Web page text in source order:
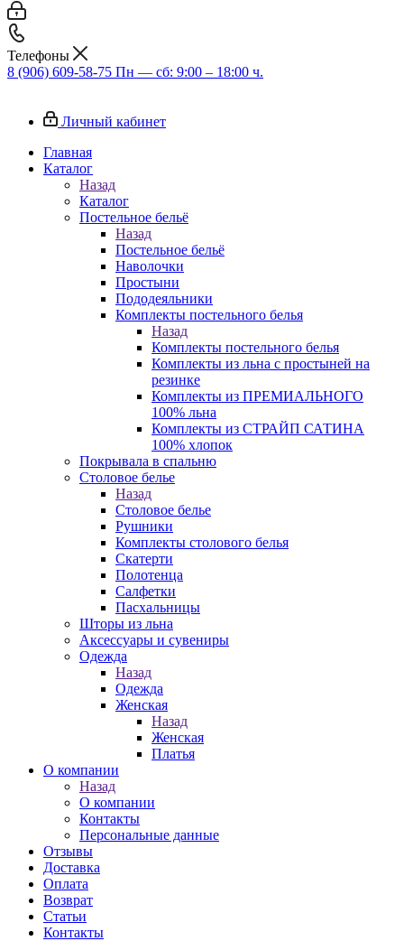
Телефоны
8 (906) 609-58-75 Пн — сб: 9:00 – 18:00 ч.
Личный кабинет
Главная
Каталог
Назад
Каталог
Постельное бельё
Назад
Постельное бельё
Наволочки
Простыни
Пододеяльники
Комплекты постельного белья
Назад
Комплекты постельного белья
Комплекты из льна с простыней на
резинке
Комплекты из ПРЕМИАЛЬНОГО
100% льна
Комплекты из СТРАЙП САТИНА
100% хлопок
Покрывала в спальню
Столовое белье
Назад
Столовое белье
Рушники
Комплекты столового белья
Скатерти
Полотенца
Салфетки
Пасхальницы
Шторы из льна
Аксессуары и сувениры
Одежда
Назад
Одежда
Женская
Назад
Женская
Платья
О компании
Назад
О компании
Контакты
Персональные данные
Отзывы
Доставка
Оплата
Возврат
Статьи
Контакты